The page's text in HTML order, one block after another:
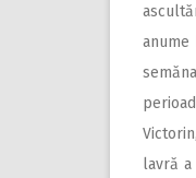
anume
lavră